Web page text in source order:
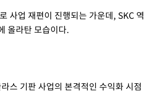
사업 재편이 진행되는 가운데, SKC 역
올라탄 모습이다.
스 기판 사업의 본격적인 수익화 시점